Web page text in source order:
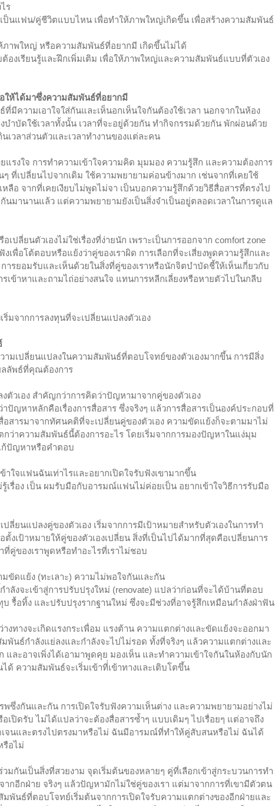
ร
ป็นแฟน/คู่ชีวิตแบบไหน เพื่อทำให้ภาพใหญ่เกิดขึ้น เพื่อสร้างความสัมพันธ์
ภาพใหญ่ หรือความสัมพันธ์ที่อยากมี เกิดขึ้นไม่ได้
องเรียนรู้และฝึกเพิ่มเติม เพื่อให้ภาพใหญ่และความสัมพันธ์แบบที่ตัวเอง
ให้ได้มาซึ่งความสัมพันธ์ที่อยากมี
มีความเอาใจใส่กันและเห็นอกเห็นใจกันต้องใช้เวลา นอกจากในห้อง
ำบัดใช้เวลาทั้งนั้น เวลาที่จะอยู่ด้วยกัน ทำกิจกรรมด้วยกัน พักผ่อนด้วย
วลาส่วนตัวและเวลาทำงานของแต่ละคน
รงใจ การทำความเข้าใจความคิด มุมมอง ความรู้สึก และความต้องการ
ที่เปลี่ยนไปจากเดิม ใช้ความพยายามค่อนข้างมาก เช่นจากที่เคยใช้
ลือ จากที่เคยเงียบไม่พูดไม่จา เป็นบอกความรู้สึกด้วยวิธีสื่อสารที่ตรงไป
มานานแล้ว แต่ความพยายามยังเป็นสิ่งจำเป็นอยู่ตลอดเวลาในการดูแล
ปลี่ยนตัวเองไม่ใช่เรื่องที่ง่ายนัก เพราะเป็นการออกจาก comfort zone
เพื่อโต้ตอบหรือแย้งว่าคู่ของเราผิด การเลือกที่จะเสี่ยงพูดความรู้สึกและ
รยอมรับและเห็นด้วยในสิ่งที่คู่ของเราหรือนักจิตบำบัดชี้ให้เห็นเกี่ยวกับ
เข้าหาและถามไถ่อย่างสนใจ แทนการหลีกเลี่ยงหรือหายตัวไปในกลีบ
มจากการลงทุนที่จะเปลี่ยนแปลงตัวเอง
มเปลี่ยนแปลงในความสัมพันธ์ที่ตอบโจทย์ของตัวเองมากขึ้น การมีสิ่ง
ลลัพธ์ที่คุณต้องการ
ตัวเอง สำคัญกว่าการคิดว่าปัญหามาจากคู่ของตัวเอง
ญหาหลักคือเรื่องการสื่อสาร ซึ่งจริงๆ แล้วการสื่อสารเป็นองค์ประกอบที่
สารมาจากทัศนคติที่จะเปลี่ยนคู่ของตัวเอง ความขัดแย้งก็จะตามมาไม่
าความสัมพันธ์นี้ต้องการอะไร โดยเริ่มจากการมองปัญหาในแง่มุม
ก้ปัญหาหรือคำตอบ
ใจแฟนฉันเท่าไรและอยากเปิดใจรับฟังเขามากขึ้น
รื่อง เป็น ผมรับมือกับอารมณ์แฟนไม่ค่อยเป็น อยากเข้าใจวิธีการรับมือ
ปลี่ยนแปลงคู่ของตัวเอง เริ่มจากการมีเป้าหมายสำหรับตัวเองในการทำ
งเป้าหมายให้คู่ของตัวเองเปลี่ยน สิ่งที่เป็นไปได้มากที่สุดคือเปลี่ยนการ
ที่คู่ของเราพูดหรือทำอะไรที่เราไม่ชอบ
ขัดแย้ง (ทะเลาะ) ความไม่พอใจกันและกัน
ลังจะเข้าสู่การปรับปรุงใหม่ (renovate) แปลว่าก่อนที่จะได้บ้านที่ตอบ
รื้อทิ้ง และปรับปรุงรากฐานใหม่ ซึ่งจะมีช่วงที่อาจรู้สึกเหมือนกำลังฝ่าฟัน
งทางจะเกิดแรงกระเพื่อม แรงต้าน ความแตกต่างและขัดแย้งจะออกมา
พันธ์กำลังแย่ลงและกำลังจะไปไม่รอด ทั้งที่จริงๆ แล้วความแตกต่างและ
ละอาจเพิ่งได้เอามาพูดคุย มองเห็น และทำความเข้าใจกันในห้องกับนัก
ด้ ความสัมพันธ์จะเริ่มเข้าที่่เข้าทางและเติบโตขึ้น
ซึ่งกันและกัน การเปิดใจรับฟังความเห็นต่าง และความพยายามอย่างไม่
เปิดรับ ไม่ได้แปลว่าจะต้องสื่อสารซ้ำๆ แบบเดิมๆ ไปเรื่อยๆ แต่อาจถึง
เจนและตรงไปตรงมาหรือไม่ ฉันมีอารมณ์ที่ทำให้คู่สับสนหรือไม่ ฉันได้
รือไม่
กันเป็นสิ่งที่สวยงาม จุดเริ่มต้นของหลายๆ คู่ที่เลือกเข้าสู่กระบวนการทำ
กอีกฝ่าย จริงๆ แล้วปัญหามักไม่ใช่คู่ของเรา แต่มาจากการที่เขามีตัวตน
พันธ์ที่ตอบโจทย์เริ่มต้นจากการเปิดใจรับความแตกต่างของอีกฝ่ายและ